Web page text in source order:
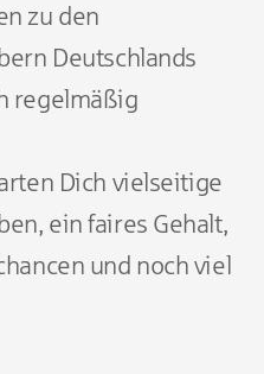
zu den
Deutschlands
regelmäßig
Dich vielseitige
ein faires Gehalt,
und noch viel